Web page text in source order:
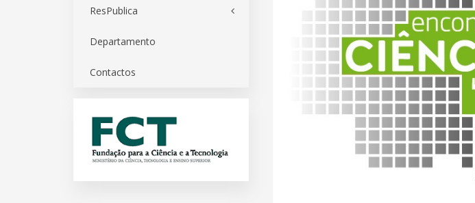
ResPublica
Departamento
Contactos